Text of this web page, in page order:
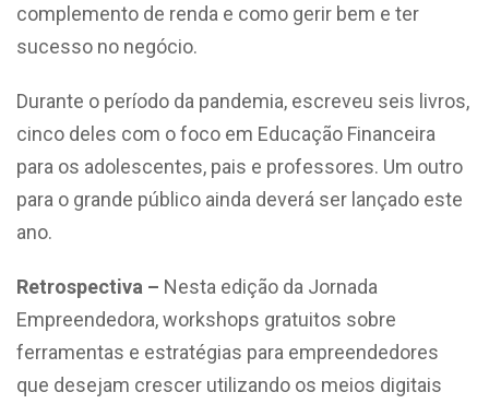
complemento de renda e como gerir bem e ter
sucesso no negócio.
Durante o período da pandemia, escreveu seis livros,
cinco deles com o foco em Educação Financeira
para os adolescentes, pais e professores. Um outro
para o grande público ainda deverá ser lançado este
ano.
Retrospectiva – Nesta edição da Jornada
Empreendedora, workshops gratuitos sobre
ferramentas e estratégias para empreendedores
que desejam crescer utilizando os meios digitais